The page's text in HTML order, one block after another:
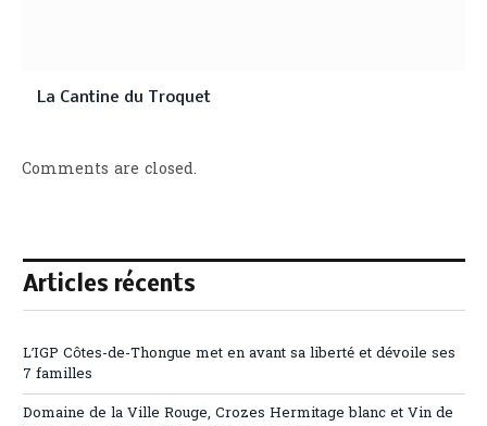
La Cantine du Troquet
Comments are closed.
Articles récents
L’IGP Côtes-de-Thongue met en avant sa liberté et dévoile ses
7 familles
Domaine de la Ville Rouge, Crozes Hermitage blanc et Vin de